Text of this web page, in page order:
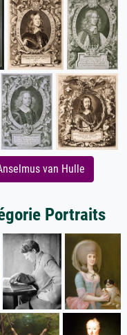
van Hulle
Portraits